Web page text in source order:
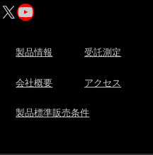
X YouTube
製品情報 受託測定
会社概要 アクセス
製品標準販売条件